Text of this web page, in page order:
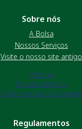
Sobre nós
A Bolsa
Nossos Serviços
Visite o nosso site antigo
A Bolsa
Nossos Serviços
Visite o nosso site antigo
Regulamentos